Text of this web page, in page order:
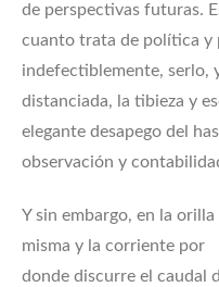
de perspectivas futuras.
cuanto trata de política y
indefectiblemente, serlo,
distanciada, la tibieza y
elegante desapego del
observación y
Y sin embargo, en la orilla
misma y la corriente por
donde discurre el caudal